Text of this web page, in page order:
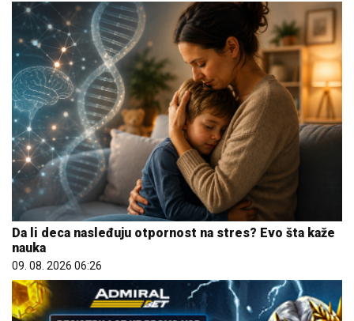
Da li deca nasleđuju otpornost na stres? Evo šta kaže
nauka
09. 08. 2026 06:26